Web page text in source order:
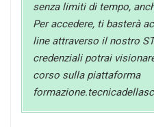
senza limiti di tempo,
Per accedere, ti basterà
line attraverso il nostro
credenziali potrai
corso sulla piattaforma